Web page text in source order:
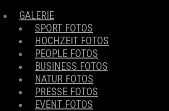
GALERIE
SPORT FOTOS
HOCHZEIT FOTOS
PEOPLE FOTOS
BUSINESS FOTOS
NATUR FOTOS
PRESSE FOTOS
EVENT FOTOS